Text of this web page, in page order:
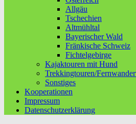
Allgäu
Tschechien
Altmühltal
Bayerischer Wald
Fränkische Schweiz
Fichtelgebirge
Kajaktouren mit Hund
Trekkingtouren/
Sonstiges
Kooperationen
Impressum
Datenschutzerklärung